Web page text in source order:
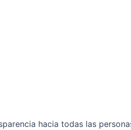
hacia todas las